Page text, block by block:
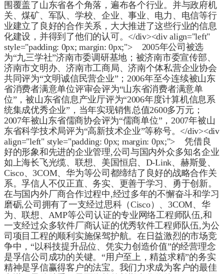
围覆盖了山东省各个角落，遍布各个行业。并与政府机
关、煤矿、军队、学校、企业、事业、电力、电信等行
业建立了良好的合作关系，大大推进了这些行业的信息
化建设，并得到了他们的认可。</div><div align="left"
style="padding: 0px; margin: 0px;"> 2005年公司被选
为“九三学社”济南市委调研基地；被济南市委宣传部、
济南市文明办、济南市工商局、济南个体私营企业协会
共同评为“文明诚信民营企业”；2006年至今连续被山东
省消费者满意单位评审会评为“山东省消费者满意单
位”，被山东省信息产业厅评为“2006年度计算机信息系
统集成优秀企业”，当年实现销售总值2600多万元；
2007年被山东省儒商协会评为“儒商单位”，2007年被山
东省科学技术局评为“高新技术企业”等称号。</div><div
align="left" style="padding: 0px; margin: 0px;"> 凭借良
好的形象和先进的企业管理,公司与国内外众多知名企业
如上海长飞光缆、联想、美国恒启、D-Link、赫斯曼、
Cisco、3COM、华为等公司都缔结了良好的战略合作关
系。孚信人不仅正直、务实、更善于学习、勇于创新。
在与国内外厂商合作过程中,经过多年的不懈奋斗和学习
磨砺,公司拥有了一支经过思科（Cisco）、3COM、华
为、联想、AMP等公司认证的专业网络工程师队伍,和
一支经过众多软件厂商认证的优秀软件工程师队伍,为公
司项目工程的顺利实施保驾护航。在日益激烈的市场竞
争中，“以科技提升品位、凭实力创造价值”的经营理念
是孚信公司成功的关键。“用户至上，精益求精”的务实
精神是孚信赢得客户的法宝。我们力求成为客户的最佳